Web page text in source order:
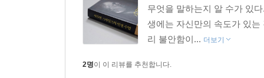
무엇을 말하는지 알 수가 있
생에는 자신만의 속도가 있
리 불안함이... 더보기
2명이 이 리뷰를 추천합니다.